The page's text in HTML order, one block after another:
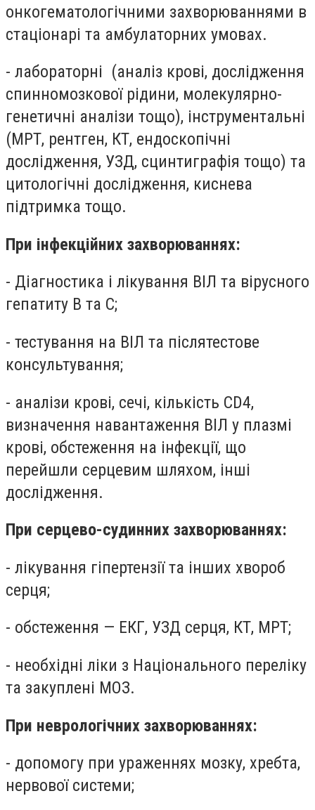
онкогематологічними захворюваннями в
стаціонарі та амбулаторних умовах.
- лабораторні (аналіз крові, дослідження
спинномозкової рідини, молекулярно-
генетичні аналізи тощо), інструментальні
(МРТ, рентген, КТ, ендоскопічні
дослідження, УЗД, сцинтиграфія тощо) та
цитологічні дослідження, киснева
підтримка тощо.
При інфекційних захворюваннях:
- Діагностика і лікування ВІЛ та вірусного
гепатиту В та С;
- тестування на ВІЛ та післятестове
консультування;
- аналізи крові, сечі, кількість CD4,
визначення навантаження ВІЛ у плазмі
крові, обстеження на інфекції, що
перейшли серцевим шляхом, інші
дослідження.
При серцево-судинних захворюваннях:
- лікування гіпертензії та інших хвороб
серця;
- обстеження — ЕКГ, УЗД серця, КТ, МРТ;
- необхідні ліки з Національного переліку
та закуплені МОЗ.
При неврологічних захворюваннях:
- допомогу при ураженнях мозку, хребта,
нервової системи;